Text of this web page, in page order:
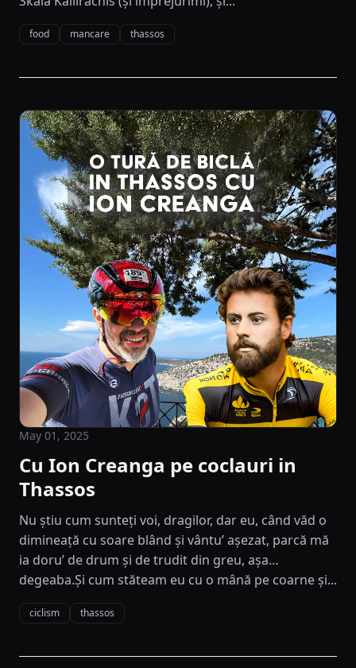
food mancare thassos
May 01, 2025
Cu Ion Creanga pe coclauri in
Thassos
Nu știu cum sunteți voi, dragilor, dar eu, când văd o
dimineață cu soare blând și vântu’ așezat, parcă mă
ia doru’ de drum și de trudit din greu, așa…
degeaba.Și cum stăteam eu cu o mână pe coarne și...
ciclism thassos